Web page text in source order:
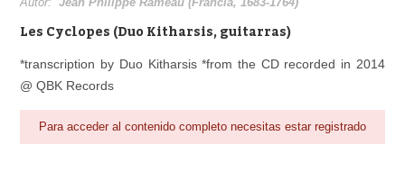
Área personal
Les Cyclopes (Duo Kitharsis, guitarras)
*transcription by Duo Kitharsis *from the CD recorded in 2014
@ QBK Records
Para acceder al contenido completo necesitas estar registrado